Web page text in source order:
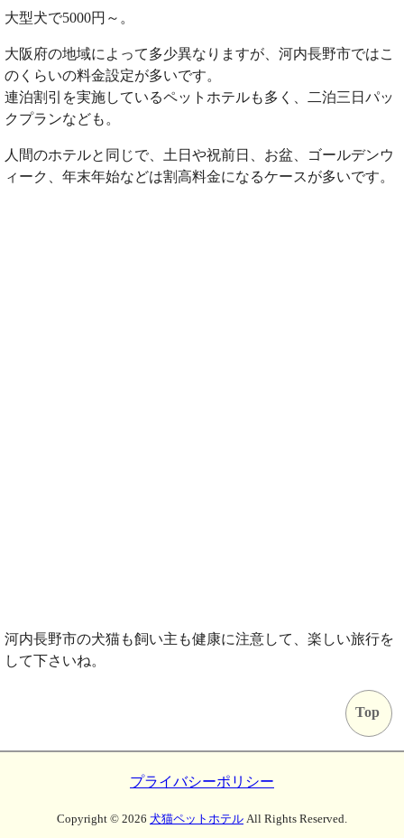
大型犬で5000円～。
大阪府の地域によって多少異なりますが、河内長野市ではこ
のくらいの料金設定が多いです。
連泊割引を実施しているペットホテルも多く、二泊三日パッ
クプランなども。
人間のホテルと同じで、土日や祝前日、お盆、ゴールデンウ
ィーク、年末年始などは割高料金になるケースが多いです。
河内長野市の犬猫も飼い主も健康に注意して、楽しい旅行を
して下さいね。
Top
プライバシーポリシー
Copyright © 2026 犬猫ペットホテル All Rights Reserved.